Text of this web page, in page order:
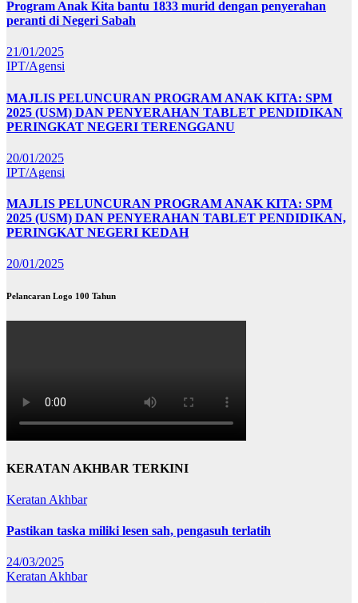
Program Anak Kita bantu 1833 murid dengan penyerahan
peranti di Negeri Sabah
21/01/2025
IPT/Agensi
MAJLIS PELUNCURAN PROGRAM ANAK KITA: SPM
2025 (USM) DAN PENYERAHAN TABLET PENDIDIKAN
PERINGKAT NEGERI TERENGGANU
20/01/2025
IPT/Agensi
MAJLIS PELUNCURAN PROGRAM ANAK KITA: SPM
2025 (USM) DAN PENYERAHAN TABLET PENDIDIKAN,
PERINGKAT NEGERI KEDAH
20/01/2025
Pelancaran Logo 100 Tahun
KERATAN AKHBAR TERKINI
Keratan Akhbar
Pastikan taska miliki lesen sah, pengasuh terlatih
24/03/2025
Keratan Akhbar